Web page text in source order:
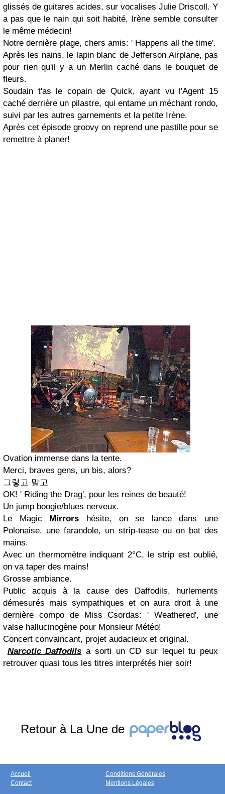
glissés de guitares acides, sur vocalises Julie Driscoll. Y
a pas que le nain qui soit habité, Irène semble consulter
le même médecin!
Notre dernière plage, chers amis: ' Happens all the time'.
Après les nains, le lapin blanc de Jefferson Airplane, pas
pour rien qu'il y a un Merlin caché dans le bouquet de
fleurs.
Soudain t'as le copain de Quick, ayant vu l'Agent 15
caché derrière un pilastre, qui entame un méchant rondo,
suivi par les autres garnements et la petite Irène.
Après cet épisode groovy on reprend une pastille pour se
remettre à planer!
Ovation immense dans la tente.
Merci, braves gens, un bis, alors?
그렇고 말고
OK! ' Riding the Drag', pour les reines de beauté!
Un jump boogie/blues nerveux.
Le Magic Mirrors hésite, on se lance dans une
Polonaise, une farandole, un strip-tease ou on bat des
mains.
Avec un thermomètre indiquant 2°C, le strip est oublié,
on va taper des mains!
Grosse ambiance.
Public acquis à la cause des Daffodils, hurlements
démesurés mais sympathiques et on aura droit à une
dernière compo de Miss Csordas: ' Weathered', une
valse hallucinogène pour Monsieur Météo!
Concert convaincant, projet audacieux et original.
Narcotic Daffodils a sorti un CD sur lequel tu peux
retrouver quasi tous les titres interprétés hier soir!
Retour à La Une de
Accueil
Contact
Conditions Générales
Mentions Légales